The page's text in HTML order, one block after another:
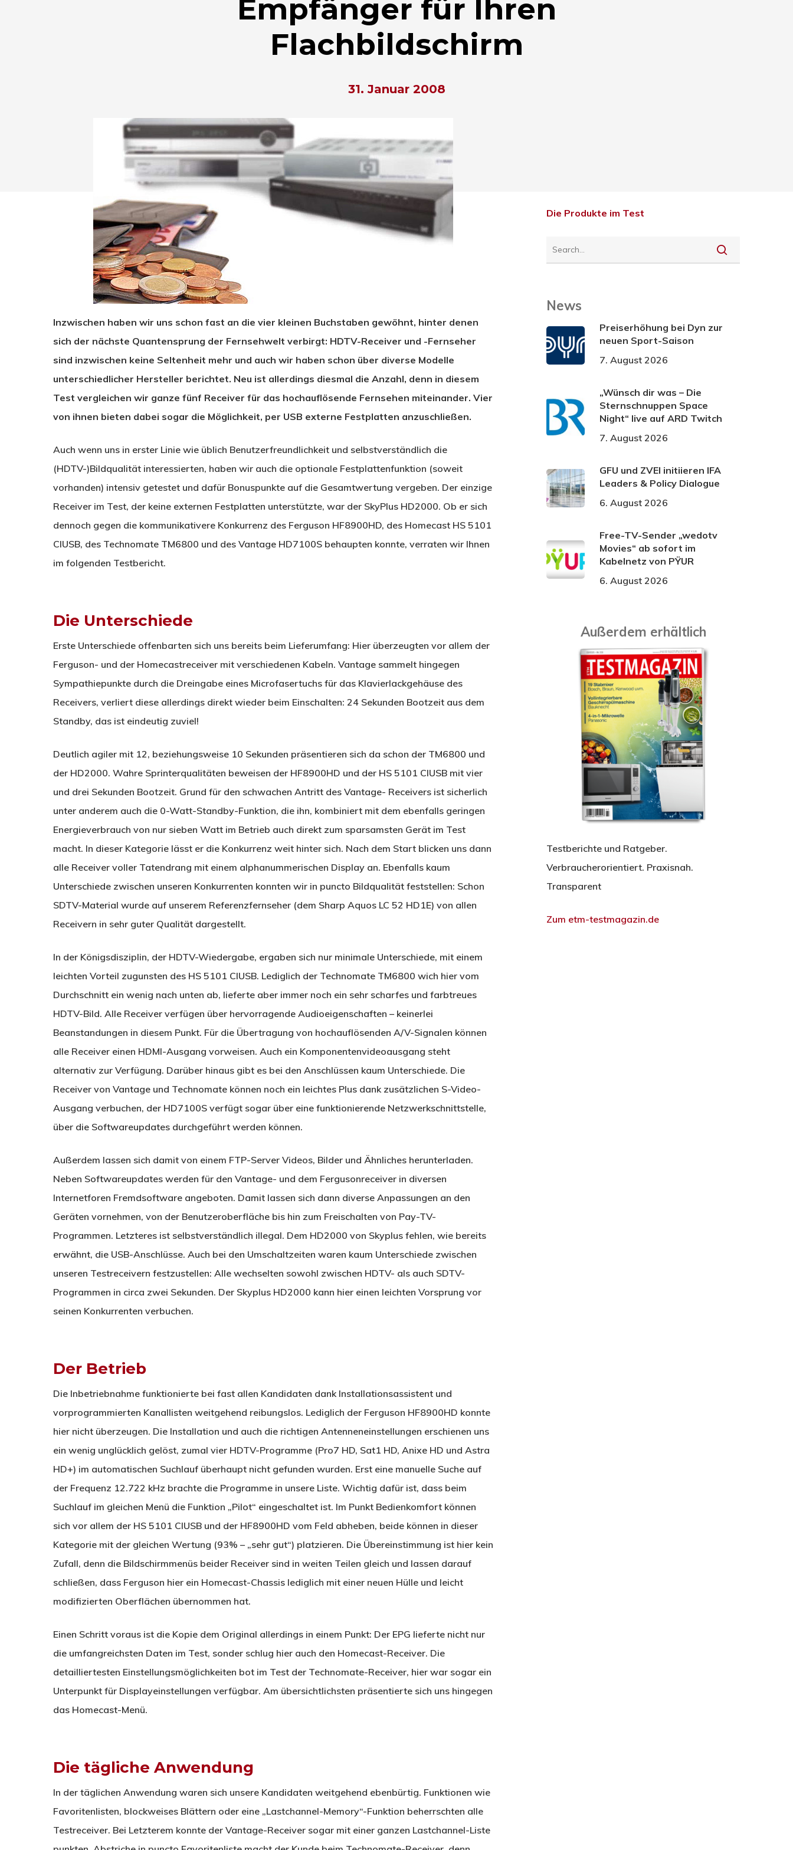
Drücken Sie Enter zum Suchen oder ESC zum Schließen.
Empfänger für Ihren
Flachbildschirm
31. Januar 2008
Inzwischen haben wir uns schon fast an die vier kleinen Buchstaben gewöhnt, hinter denen
sich der nächste Quantensprung der Fernsehwelt verbirgt: HDTV-Receiver und -Fernseher
sind inzwischen keine Seltenheit mehr und auch wir haben schon über diverse Modelle
unterschiedlicher Hersteller berichtet. Neu ist allerdings diesmal die Anzahl, denn in diesem
Test vergleichen wir ganze fünf Receiver für das hochauflösende Fernsehen miteinander. Vier
von ihnen bieten dabei sogar die Möglichkeit, per USB externe Festplatten anzuschließen.
Auch wenn uns in erster Linie wie üblich Benutzerfreundlichkeit und selbstverständlich die
(HDTV-)Bildqualität interessierten, haben wir auch die optionale Festplattenfunktion (soweit
vorhanden) intensiv getestet und dafür Bonuspunkte auf die Gesamtwertung vergeben. Der einzige
Receiver im Test, der keine externen Festplatten unterstützte, war der SkyPlus HD2000. Ob er sich
dennoch gegen die kommunikativere Konkurrenz des Ferguson HF8900HD, des Homecast HS 5101
CIUSB, des Technomate TM6800 und des Vantage HD7100S behaupten konnte, verraten wir Ihnen
im folgenden Testbericht.
Die Unterschiede
Erste Unterschiede offenbarten sich uns bereits beim Lieferumfang: Hier überzeugten vor allem der
Ferguson- und der Homecastreceiver mit verschiedenen Kabeln. Vantage sammelt hingegen
Sympathiepunkte durch die Dreingabe eines Microfasertuchs für das Klavierlackgehäuse des
Receivers, verliert diese allerdings direkt wieder beim Einschalten: 24 Sekunden Bootzeit aus dem
Standby, das ist eindeutig zuviel!
Deutlich agiler mit 12, beziehungsweise 10 Sekunden präsentieren sich da schon der TM6800 und
der HD2000. Wahre Sprinterqualitäten beweisen der HF8900HD und der HS 5101 CIUSB mit vier
und drei Sekunden Bootzeit. Grund für den schwachen Antritt des Vantage- Receivers ist sicherlich
unter anderem auch die 0-Watt-Standby-Funktion, die ihn, kombiniert mit dem ebenfalls geringen
Energieverbrauch von nur sieben Watt im Betrieb auch direkt zum sparsamsten Gerät im Test
macht. In dieser Kategorie lässt er die Konkurrenz weit hinter sich. Nach dem Start blicken uns dann
alle Receiver voller Tatendrang mit einem alphanummerischen Display an. Ebenfalls kaum
Unterschiede zwischen unseren Konkurrenten konnten wir in puncto Bildqualität feststellen: Schon
SDTV-Material wurde auf unserem Referenzfernseher (dem Sharp Aquos LC 52 HD1E) von allen
Receivern in sehr guter Qualität dargestellt.
In der Königsdisziplin, der HDTV-Wiedergabe, ergaben sich nur minimale Unterschiede, mit einem
leichten Vorteil zugunsten des HS 5101 CIUSB. Lediglich der Technomate TM6800 wich hier vom
Durchschnitt ein wenig nach unten ab, lieferte aber immer noch ein sehr scharfes und farbtreues
HDTV-Bild. Alle Receiver verfügen über hervorragende Audioeigenschaften – keinerlei
Beanstandungen in diesem Punkt. Für die Übertragung von hochauflösenden A/V-Signalen können
alle Receiver einen HDMI-Ausgang vorweisen. Auch ein Komponentenvideoausgang steht
alternativ zur Verfügung. Darüber hinaus gibt es bei den Anschlüssen kaum Unterschiede. Die
Receiver von Vantage und Technomate können noch ein leichtes Plus dank zusätzlichen S-Video-
Ausgang verbuchen, der HD7100S verfügt sogar über eine funktionierende Netzwerkschnittstelle,
über die Softwareupdates durchgeführt werden können.
Außerdem lassen sich damit von einem FTP-Server Videos, Bilder und Ähnliches herunterladen.
Neben Softwareupdates werden für den Vantage- und dem Fergusonreceiver in diversen
Internetforen Fremdsoftware angeboten. Damit lassen sich dann diverse Anpassungen an den
Geräten vornehmen, von der Benutzeroberfläche bis hin zum Freischalten von Pay-TV-
Programmen. Letzteres ist selbstverständlich illegal. Dem HD2000 von Skyplus fehlen, wie bereits
erwähnt, die USB-Anschlüsse. Auch bei den Umschaltzeiten waren kaum Unterschiede zwischen
unseren Testreceivern festzustellen: Alle wechselten sowohl zwischen HDTV- als auch SDTV-
Programmen in circa zwei Sekunden. Der Skyplus HD2000 kann hier einen leichten Vorsprung vor
seinen Konkurrenten verbuchen.
Der Betrieb
Die Inbetriebnahme funktionierte bei fast allen Kandidaten dank Installationsassistent und
vorprogrammierten Kanallisten weitgehend reibungslos. Lediglich der Ferguson HF8900HD konnte
hier nicht überzeugen. Die Installation und auch die richtigen Antenneneinstellungen erschienen uns
ein wenig unglücklich gelöst, zumal vier HDTV-Programme (Pro7 HD, Sat1 HD, Anixe HD und Astra
HD+) im automatischen Suchlauf überhaupt nicht gefunden wurden. Erst eine manuelle Suche auf
der Frequenz 12.722 kHz brachte die Programme in unsere Liste. Wichtig dafür ist, dass beim
Suchlauf im gleichen Menü die Funktion „Pilot“ eingeschaltet ist. Im Punkt Bedienkomfort können
sich vor allem der HS 5101 CIUSB und der HF8900HD vom Feld abheben, beide können in dieser
Kategorie mit der gleichen Wertung (93% – „sehr gut“) platzieren. Die Übereinstimmung ist hier kein
Zufall, denn die Bildschirmmenüs beider Receiver sind in weiten Teilen gleich und lassen darauf
schließen, dass Ferguson hier ein Homecast-Chassis lediglich mit einer neuen Hülle und leicht
modifizierten Oberflächen übernommen hat.
Einen Schritt voraus ist die Kopie dem Original allerdings in einem Punkt: Der EPG lieferte nicht nur
die umfangreichsten Daten im Test, sonder schlug hier auch den Homecast-Receiver. Die
detailliertesten Einstellungsmöglichkeiten bot im Test der Technomate-Receiver, hier war sogar ein
Unterpunkt für Displayeinstellungen verfügbar. Am übersichtlichsten präsentierte sich uns hingegen
das Homecast-Menü.
Die tägliche Anwendung
In der täglichen Anwendung waren sich unsere Kandidaten weitgehend ebenbürtig. Funktionen wie
Favoritenlisten, blockweises Blättern oder eine „Lastchannel-Memory“-Funktion beherrschten alle
Testreceiver. Bei Letzterem konnte der Vantage-Receiver sogar mit einer ganzen Lastchannel-Liste
Die Produkte im Test
News
Preiserhöhung bei Dyn zur
neuen Sport-Saison
7. August 2026
„Wünsch dir was – Die
Sternschnuppen Space
Night“ live auf ARD Twitch
7. August 2026
GFU und ZVEI initiieren IFA
Leaders & Policy Dialogue
6. August 2026
Free-TV-Sender „wedotv
Movies“ ab sofort im
Kabelnetz von PŸUR
6. August 2026
Außerdem erhältlich
Testberichte und Ratgeber.
Verbraucherorientiert. Praxisnah.
Transparent
Zum etm-testmagazin.de